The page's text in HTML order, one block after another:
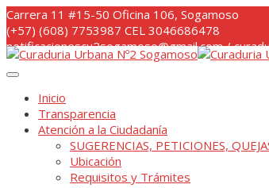
Skip
to
content
Carrera 11 #15-50 Oficina 106, Sogamoso
(+57) (608) 7753987 CEL 3046686478
notificacionescu2sogamoso@gmail.com /
Inicio
Transparencia
Atención a la Ciudadanía
SUGERENCIAS, PETICIONES,
Ubicación
Requisitos y Trámites